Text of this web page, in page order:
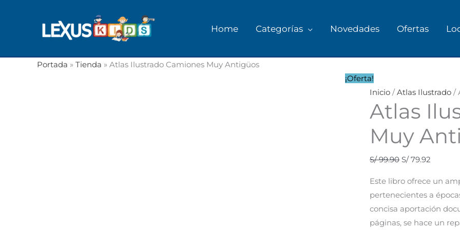
Home Categorías Novedades Ofertas
Portada » Tienda » Atlas Ilustrado Camiones Muy Antigüos
¡Oferta!
Inicio /Atlas Ilustrado /
Atlas
Muy
S/99.90 S/79.92
Este libro ofrece un
pertenecientes a
concisa aportación
páginas, se hace un